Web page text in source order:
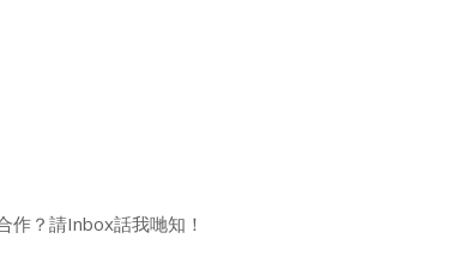
作？請Inbox話我哋知！